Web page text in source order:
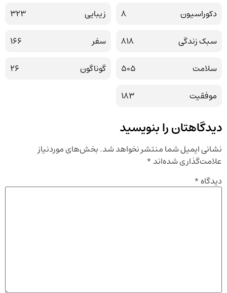
دکوراسیون
8 زیبایی
323
سبک زندگی
818 سفر
166
سلامت
505 گوناگون
26
موفقیت
183
دیدگاهتان را بنویسید
نشانی ایمیل شما منتشر نخواهد شد.بخش‌های موردنیاز
علامت‌گذاری شده‌اند*
دیدگاه*